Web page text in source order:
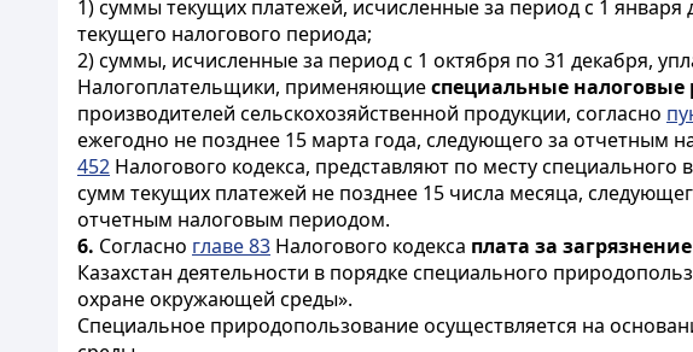
1) суммы текущих платежей, исчисленные за период с 1
текущего налогового периода;
2) суммы, исчисленные за период с 1 октября по 31 декабря,
Налогоплательщики, применяющиеспециальные
производителей сельскохозяйственной продукции, согласно
ежегодно не позднее 15 марта года, следующего за отчетным
452 Налогового кодекса, представляют по месту
сумм текущих платежей не позднее 15 числа месяца,
отчетным налоговым периодом.
6. Согласно главе 83 Налогового кодекса плата за
Казахстан деятельности в порядке специального
охране окружающей среды».
Специальное природопользование осуществляется на